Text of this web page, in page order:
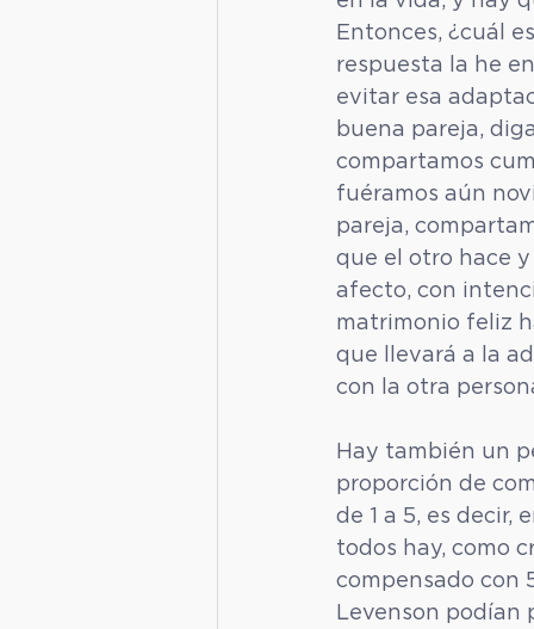
Entonces, ¿cuál
respuesta la he
evitar esa
buena pareja,
compartamos
fuéramos aún
pareja,
que el otro hace
afecto, con
matrimonio feliz
que llevará a la
con la otra
Hay también un
proporción de
de 1 a 5, es
todos hay, como
compensado con
Levenson podían